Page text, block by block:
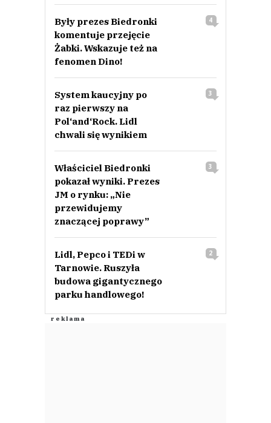
Były prezes Biedronki
komentuje przejęcie
Żabki. Wskazuje też na
fenomen Dino!
4
System kaucyjny po
raz pierwszy na
Pol‘and‘Rock. Lidl
chwali się wynikiem
3
Właściciel Biedronki
pokazał wyniki. Prezes
JM o rynku: „Nie
przewidujemy
znaczącej poprawy”
3
Lidl, Pepco i TEDi w
Tarnowie. Ruszyła
budowa gigantycznego
parku handlowego!
2